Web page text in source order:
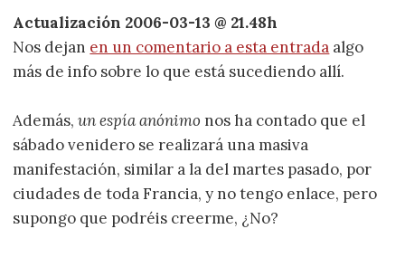
Actualización 2006-03-13 @ 21.48h
Nos dejan en un comentario a esta entrada algo
más de info sobre lo que está sucediendo allí.
Además,un espía anónimo nos ha contado que el
sábado venidero se realizará una masiva
manifestación, similar a la del martes pasado, por
ciudades de toda Francia, y no tengo enlace, pero
supongo que podréis creerme, ¿No?